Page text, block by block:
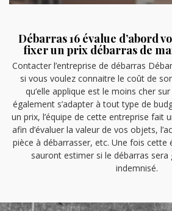
Débarras 16 évalue d’abord
fixer un prix débarras de
Contacter l’entreprise de débarras
si vous voulez connaitre le coût de
qu’elle applique est le moins cher
également s’adapter à tout type de
un prix, l’équipe de cette entreprise fait
afin d’évaluer la valeur de vos objets,
pièce à débarrasser, etc. Une fois cette
sauront estimer si le débarras
indemnisé.